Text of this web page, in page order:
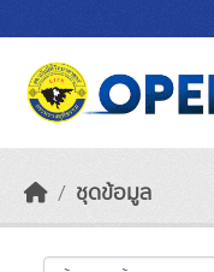
ชุดข้อมูล